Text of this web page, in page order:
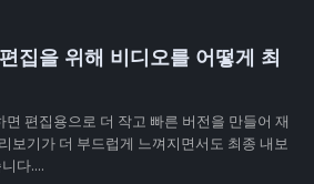
집을 위해 비디오를 어떻게 최
면 편집용으로 더 작고 빠른 버전을 만들어 재
보기가 더 부드럽게 느껴지면서도 최종 내보
다....